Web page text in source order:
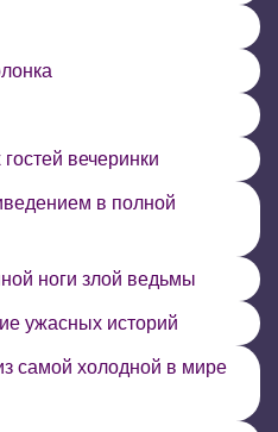
вечеринки
в полной
ноги злой ведьмы
ужасных историй
самой холодной в мире